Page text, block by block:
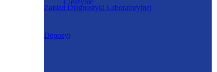
Zakład Diagnostyki Laboratoryjnej
Depozyt
Cieszynie